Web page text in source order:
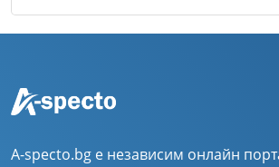
A-specto.bg е независим онлайн